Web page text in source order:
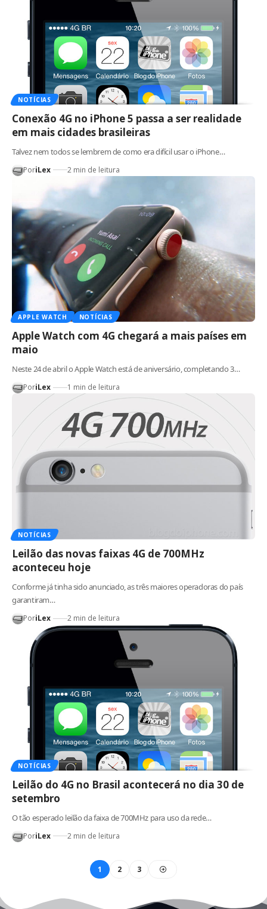
NOTÍCIAS
Conexão 4G no iPhone 5 passa a ser realidade
em mais cidades brasileiras
Talvez nem todos se lembrem de como era difícil usar o iPhone…
PoriLex 2 min de leitura
APPLE WATCH NOTÍCIAS
Apple Watch com 4G chegará a mais países em
maio
Neste 24 de abril o Apple Watch está de aniversário, completando 3…
PoriLex 1 min de leitura
NOTÍCIAS
Leilão das novas faixas 4G de 700MHz
aconteceu hoje
Conforme já tinha sido anunciado, as três maiores operadoras do país
garantiram…
PoriLex 2 min de leitura
NOTÍCIAS
Leilão do 4G no Brasil acontecerá no dia 30 de
setembro
O tão esperado leilão da faixa de 700MHz para uso da rede…
PoriLex 2 min de leitura
1 2 3